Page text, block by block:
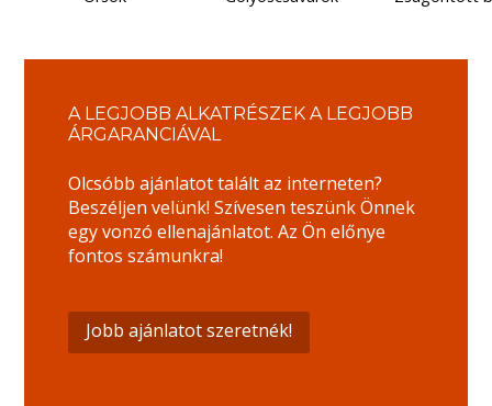
A LEGJOBB ALKATRÉSZEK A LEGJOBB
ÁRGARANCIÁVAL
Olcsóbb ajánlatot talált az interneten?
Beszéljen velünk! Szívesen teszünk Önnek
egy vonzó ellenajánlatot. Az Ön előnye
fontos számunkra!
Jobb ajánlatot szeretnék!